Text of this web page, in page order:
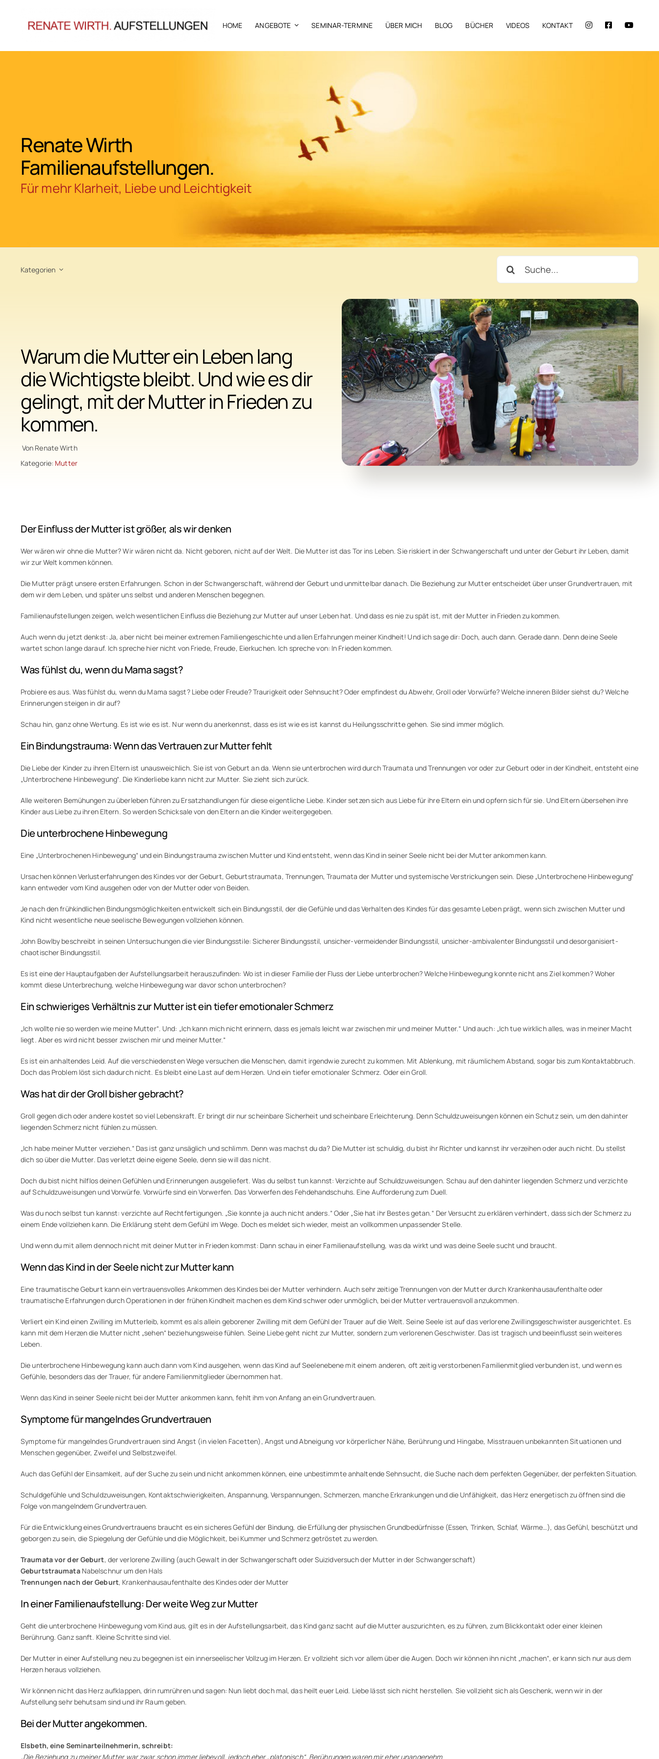
HOME ANGEBOTE SEMINAR-TERMINE ÜBER MICH BLOG BÜCHER VIDEOS KONTAKT
Renate Wirth
Familienaufstellungen.
Für mehr Klarheit, Liebe und Leichtigkeit
Kategorien
Suche
nach:
Warum die Mutter ein Leben lang
die Wichtigste bleibt. Und wie es dir
gelingt, mit der Mutter in Frieden zu
kommen.
Von Renate Wirth
Kategorie: Mutter
Der Einfluss der Mutter ist größer, als wir denken
Wer wären wir ohne die Mutter? Wir wären nicht da. Nicht geboren, nicht auf der Welt. Die Mutter ist das Tor ins Leben. Sie riskiert in der Schwangerschaft und unter der Geburt ihr Leben, damit
wir zur Welt kommen können.
Die Mutter prägt unsere ersten Erfahrungen. Schon in der Schwangerschaft, während der Geburt und unmittelbar danach. Die Beziehung zur Mutter entscheidet über unser Grundvertrauen, mit
dem wir dem Leben, und später uns selbst und anderen Menschen begegnen.
Familienaufstellungen zeigen, welch wesentlichen Einfluss die Beziehung zur Mutter auf unser Leben hat. Und dass es nie zu spät ist, mit der Mutter in Frieden zu kommen.
Auch wenn du jetzt denkst: Ja, aber nicht bei meiner extremen Familiengeschichte und allen Erfahrungen meiner Kindheit! Und ich sage dir: Doch, auch dann. Gerade dann. Denn deine Seele
wartet schon lange darauf. Ich spreche hier nicht von Friede, Freude, Eierkuchen. Ich spreche von: In Frieden kommen.
Was fühlst du, wenn du Mama sagst?
Probiere es aus. Was fühlst du, wenn du Mama sagst? Liebe oder Freude? Traurigkeit oder Sehnsucht? Oder empfindest du Abwehr, Groll oder Vorwürfe? Welche inneren Bilder siehst du? Welche
Erinnerungen steigen in dir auf?
Schau hin, ganz ohne Wertung. Es ist wie es ist. Nur wenn du anerkennst, dass es ist wie es ist kannst du Heilungsschritte gehen. Sie sind immer möglich.
Ein Bindungstrauma: Wenn das Vertrauen zur Mutter fehlt
Die Liebe der Kinder zu ihren Eltern ist unausweichlich. Sie ist von Geburt an da. Wenn sie unterbrochen wird durch Traumata und Trennungen vor oder zur Geburt oder in der Kindheit, entsteht eine
„Unterbrochene Hinbewegung“. Die Kinderliebe kann nicht zur Mutter. Sie zieht sich zurück.
Alle weiteren Bemühungen zu überleben führen zu Ersatzhandlungen für diese eigentliche Liebe. Kinder setzen sich aus Liebe für ihre Eltern ein und opfern sich für sie. Und Eltern übersehen ihre
Kinder aus Liebe zu ihren Eltern. So werden Schicksale von den Eltern an die Kinder weitergegeben.
Die unterbrochene Hinbewegung
Eine „Unterbrochenen Hinbewegung“ und ein Bindungstrauma zwischen Mutter und Kind entsteht, wenn das Kind in seiner Seele nicht bei der Mutter ankommen kann.
Ursachen können Verlusterfahrungen des Kindes vor der Geburt, Geburtstraumata, Trennungen, Traumata der Mutter und systemische Verstrickungen sein. Diese „Unterbrochene Hinbewegung“
kann entweder vom Kind ausgehen oder von der Mutter oder von Beiden.
Je nach den frühkindlichen Bindungsmöglichkeiten entwickelt sich ein Bindungsstil, der die Gefühle und das Verhalten des Kindes für das gesamte Leben prägt, wenn sich zwischen Mutter und
Kind nicht wesentliche neue seelische Bewegungen vollziehen können.
John Bowlby beschreibt in seinen Untersuchungen die vier Bindungsstile: Sicherer Bindungsstil, unsicher-vermeidender Bindungsstil, unsicher-ambivalenter Bindungsstil und desorganisiert-
chaotischer Bindungsstil.
Es ist eine der Hauptaufgaben der Aufstellungsarbeit herauszufinden: Wo ist in dieser Familie der Fluss der Liebe unterbrochen? Welche Hinbewegung konnte nicht ans Ziel kommen? Woher
kommt diese Unterbrechung, welche Hinbewegung war davor schon unterbrochen?
Ein schwieriges Verhältnis zur Mutter ist ein tiefer emotionaler Schmerz
„Ich wollte nie so werden wie meine Mutter“. Und: „Ich kann mich nicht erinnern, dass es jemals leicht war zwischen mir und meiner Mutter.“ Und auch: „Ich tue wirklich alles, was in meiner Macht
liegt. Aber es wird nicht besser zwischen mir und meiner Mutter.“
Es ist ein anhaltendes Leid. Auf die verschiedensten Wege versuchen die Menschen, damit irgendwie zurecht zu kommen. Mit Ablenkung, mit räumlichem Abstand, sogar bis zum Kontaktabbruch.
Doch das Problem löst sich dadurch nicht. Es bleibt eine Last auf dem Herzen. Und ein tiefer emotionaler Schmerz. Oder ein Groll.
Was hat dir der Groll bisher gebracht?
Groll gegen dich oder andere kostet so viel Lebenskraft. Er bringt dir nur scheinbare Sicherheit und scheinbare Erleichterung. Denn Schuldzuweisungen können ein Schutz sein, um den dahinter
liegenden Schmerz nicht fühlen zu müssen.
„Ich habe meiner Mutter verziehen.“ Das ist ganz unsäglich und schlimm. Denn was machst du da? Die Mutter ist schuldig, du bist ihr Richter und kannst ihr verzeihen oder auch nicht. Du stellst
dich so über die Mutter. Das verletzt deine eigene Seele, denn sie will das nicht.
Doch du bist nicht hilflos deinen Gefühlen und Erinnerungen ausgeliefert. Was du selbst tun kannst: Verzichte auf Schuldzuweisungen. Schau auf den dahinter liegenden Schmerz und verzichte
auf Schuldzuweisungen und Vorwürfe. Vorwürfe sind ein Vorwerfen. Das Vorwerfen des Fehdehandschuhs. Eine Aufforderung zum Duell.
Was du noch selbst tun kannst: verzichte auf Rechtfertigungen. „Sie konnte ja auch nicht anders.“ Oder „Sie hat ihr Bestes getan.“ Der Versucht zu erklären verhindert, dass sich der Schmerz zu
einem Ende vollziehen kann. Die Erklärung steht dem Gefühl im Wege. Doch es meldet sich wieder, meist an vollkommen unpassender Stelle.
Und wenn du mit allem dennoch nicht mit deiner Mutter in Frieden kommst: Dann schau in einer Familienaufstellung, was da wirkt und was deine Seele sucht und braucht.
Wenn das Kind in der Seele nicht zur Mutter kann
Eine traumatische Geburt kann ein vertrauensvolles Ankommen des Kindes bei der Mutter verhindern. Auch sehr zeitige Trennungen von der Mutter durch Krankenhausaufenthalte oder
traumatische Erfahrungen durch Operationen in der frühen Kindheit machen es dem Kind schwer oder unmöglich, bei der Mutter vertrauensvoll anzukommen.
Verliert ein Kind einen Zwilling im Mutterleib, kommt es als allein geborener Zwilling mit dem Gefühl der Trauer auf die Welt. Seine Seele ist auf das verlorene Zwillingsgeschwister ausgerichtet. Es
kann mit dem Herzen die Mutter nicht „sehen“ beziehungsweise fühlen. Seine Liebe geht nicht zur Mutter, sondern zum verlorenen Geschwister. Das ist tragisch und beeinflusst sein weiteres
Leben.
Die unterbrochene Hinbewegung kann auch dann vom Kind ausgehen, wenn das Kind auf Seelenebene mit einem anderen, oft zeitig verstorbenen Familienmitglied verbunden ist, und wenn es
Gefühle, besonders das der Trauer, für andere Familienmitglieder übernommen hat.
Wenn das Kind in seiner Seele nicht bei der Mutter ankommen kann, fehlt ihm von Anfang an ein Grundvertrauen.
Symptome für mangelndes Grundvertrauen
Symptome für mangelndes Grundvertrauen sind Angst (in vielen Facetten), Angst und Abneigung vor körperlicher Nähe, Berührung und Hingabe, Misstrauen unbekannten Situationen und
Menschen gegenüber, Zweifel und Selbstzweifel.
Auch das Gefühl der Einsamkeit, auf der Suche zu sein und nicht ankommen können, eine unbestimmte anhaltende Sehnsucht, die Suche nach dem perfekten Gegenüber, der perfekten Situation.
Schuldgefühle und Schuldzuweisungen, Kontaktschwierigkeiten, Anspannung, Verspannungen, Schmerzen, manche Erkrankungen und die Unfähigkeit, das Herz energetisch zu öffnen sind die
Folge von mangelndem Grundvertrauen.
Für die Entwicklung eines Grundvertrauens braucht es ein sicheres Gefühl der Bindung, die Erfüllung der physischen Grundbedürfnisse (Essen, Trinken, Schlaf, Wärme…), das Gefühl, beschützt und
geborgen zu sein, die Spiegelung der Gefühle und die Möglichkeit, bei Kummer und Schmerz getröstet zu werden.
Traumata vor der Geburt, der verlorene Zwilling (auch Gewalt in der Schwangerschaft oder Suizidversuch der Mutter in der Schwangerschaft)
GeburtstraumataNabelschnur um den Hals
Trennungen nach der Geburt, Krankenhausaufenthalte des Kindes oder der Mutter
In einer Familienaufstellung: Der weite Weg zur Mutter
Geht die unterbrochene Hinbewegung vom Kind aus, gilt es in der Aufstellungsarbeit, das Kind ganz sacht auf die Mutter auszurichten, es zu führen, zum Blickkontakt oder einer kleinen
Berührung. Ganz sanft. Kleine Schritte sind viel.
Der Mutter in einer Aufstellung neu zu begegnen ist ein innerseelischer Vollzug im Herzen. Er vollzieht sich vor allem über die Augen. Doch wir können ihn nicht „machen“, er kann sich nur aus dem
Herzen heraus vollziehen.
Wir können nicht das Herz aufklappen, drin rumrühren und sagen: Nun liebt doch mal, das heilt euer Leid. Liebe lässt sich nicht herstellen. Sie vollzieht sich als Geschenk, wenn wir in der
Aufstellung sehr behutsam sind und ihr Raum geben.
Bei der Mutter angekommen.
Elsbeth, eine Seminarteilnehmerin, schreibt:
„Die Beziehung zu meiner Mutter war zwar schon immer liebevoll, jedoch eher „platonisch“. Berührungen waren mir eher unangenehm.